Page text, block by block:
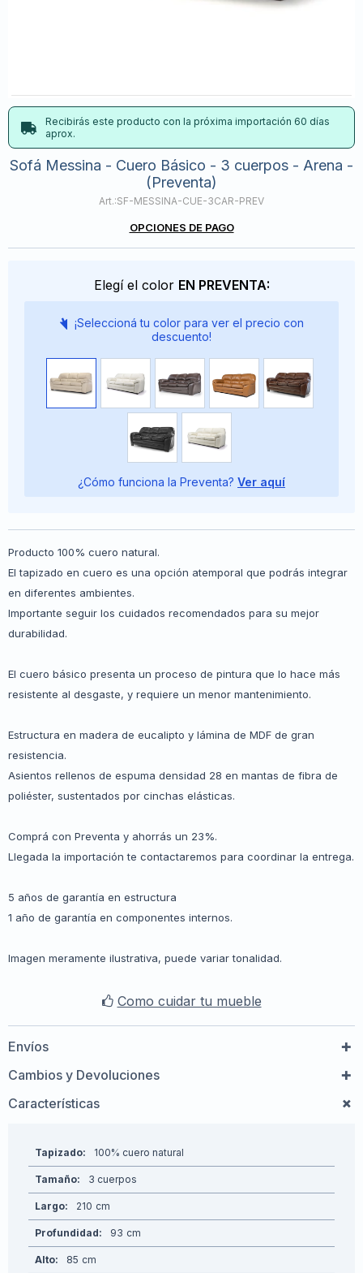
Recibirás este producto con la próxima importación 60 días
aprox.
Sofá Messina - Cuero Básico - 3 cuerpos - Arena -
(Preventa)
SF-MESSINA-CUE-3CAR-PREV
OPCIONES DE PAGO
Elegí el color EN PREVENTA:
¡Seleccioná tu color para ver el precio con
descuento!
¿Cómo funciona la Preventa? Ver aquí
Producto 100% cuero natural.
El tapizado en cuero es una opción atemporal que podrás integrar
en diferentes ambientes.
Importante seguir los cuidados recomendados para su mejor
durabilidad.
El cuero básico presenta un proceso de pintura que lo hace más
resistente al desgaste, y requiere un menor mantenimiento.
Estructura en madera de eucalipto y lámina de MDF de gran
resistencia.
Asientos rellenos de espuma densidad 28 en mantas de fibra de
poliéster, sustentados por cinchas elásticas.
Comprá con Preventa y ahorrás un 23%.
Llegada la importación te contactaremos para coordinar la entrega.
5 años de garantía en estructura
1 año de garantía en componentes internos.
Imagen meramente ilustrativa, puede variar tonalidad.
Como cuidar tu mueble
Envíos
Cambios y Devoluciones
Características
Tapizado 100% cuero natural
Tamaño 3 cuerpos
Largo 210
Profundidad 93
Alto 85